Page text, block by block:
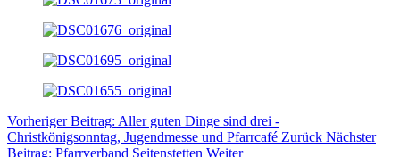
Vorheriger Beitrag: Aller guten Dinge sind drei -
Christkönigsonntag, Jugendmesse und Pfarrcafé Zurück Nächster
Beitrag: Pfarrverband Seitenstetten Weiter